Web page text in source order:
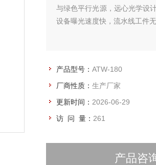
与绿色平行光源，远心光学设
设备曝光速度快，流水线工件
产品型号： ATW-180
厂商性质： 生产厂家
更新时间： 2026-06-29
访 问 量： 261
产品咨